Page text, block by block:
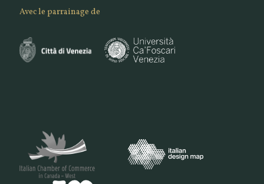
Avec le parrainage de